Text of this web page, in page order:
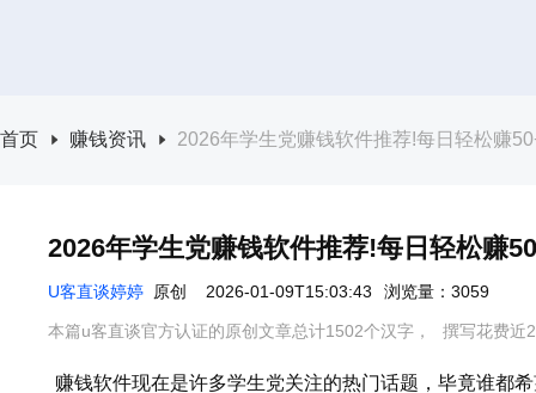
首页 赚钱资讯 2026年学生党赚钱软件推荐!每日轻松赚
2026年学生党赚钱软件推荐!每日轻松赚
U客直谈婷婷 原创 2026-01-09T15:03:43 浏览量：3059
本篇u客直谈官方认证的原创文章总计1502个汉字， 撰写花费近
赚钱软件现在是许多学生党关注的热门话题，毕竟谁都